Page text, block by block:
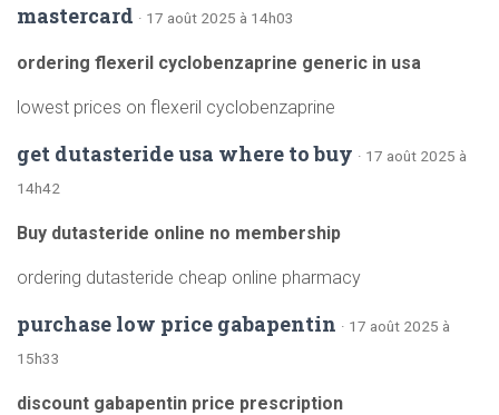
mastercard · 17 août 2025 à 14h03
ordering flexeril cyclobenzaprine generic in usa
lowest prices on flexeril cyclobenzaprine
get dutasteride usa where to buy · 17 août 2025 à
14h42
Buy dutasteride online no membership
ordering dutasteride cheap online pharmacy
purchase low price gabapentin · 17 août 2025 à
15h33
discount gabapentin price prescription